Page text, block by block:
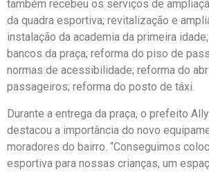
também recebeu os serviços de
da quadra esportiva; revitalização e
instalação da academia da primeira
bancos da praça; reforma do piso de
normas de acessibilidade; reforma do
passageiros; reforma do posto de táxi.
Durante a entrega da praça, o prefeito
destacou a importância do novo
moradores do bairro. “Conseguimos
esportiva para nossas crianças, um